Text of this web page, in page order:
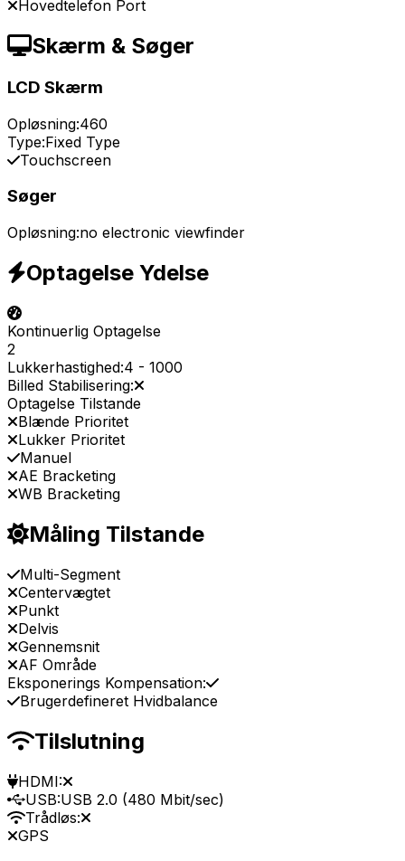
Hovedtelefon Port
Skærm & Søger
LCD Skærm
Opløsning:460
Type:Fixed Type
Touchscreen
Søger
Opløsning:no electronic viewfinder
Optagelse Ydelse
Kontinuerlig Optagelse
2
Lukkerhastighed:4 - 1000
Billed Stabilisering:
Optagelse Tilstande
Blænde Prioritet
Lukker Prioritet
Manuel
AE Bracketing
WB Bracketing
Måling Tilstande
Multi-Segment
Centervægtet
Punkt
Delvis
Gennemsnit
AF Område
Eksponerings Kompensation:
Brugerdefineret Hvidbalance
Tilslutning
HDMI:
USB:USB 2.0 (480 Mbit/sec)
Trådløs:
GPS